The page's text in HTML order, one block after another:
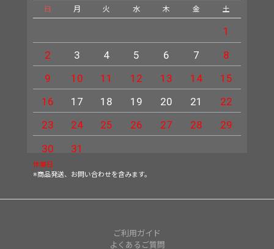
日 月 火 水 木 金 土
1
2
3 4 5 6 7
8
9
10 11 12 13 14
15
16
17 18 19 20 21
22
23
24 25 26 27 28
29
30
31
休業日
※商品発送、お問い合わせを含みます。
ご利用ガイド
よくあるご質問